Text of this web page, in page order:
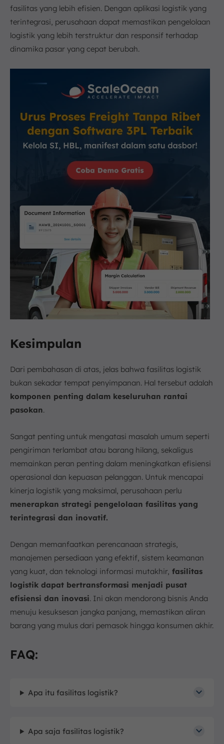
fasilitas yang lebih efisien. Dengan aplikasi logistik yang
terintegrasi, perusahaan dapat memastikan pengelolaan
logistik yang lebih terstruktur dan responsif terhadap
dinamika pasar yang cepat berubah.
Kesimpulan
Dari pembahasan di atas, jelas bahwa fasilitas logistik
bukan sekadar tempat penyimpanan. Hal tersebut adalah
komponen penting dalam keseluruhan rantai
pasokan.
Sangat penting untuk mengatasi masalah umum seperti
pengiriman terlambat atau barang hilang, sekaligus
memainkan peran penting dalam meningkatkan efisiensi
operasional dan kepuasan pelanggan. Untuk mencapai
kinerja logistik yang maksimal, perusahaan perlu
menerapkan strategi pengelolaan fasilitas yang
terintegrasi dan inovatif.
Dengan memanfaatkan perencanaan strategis,
manajemen persediaan yang efektif, sistem keamanan
yang kuat, dan teknologi informasi mutakhir, fasilitas
logistik dapat bertransformasi menjadi pusat
efisiensi dan inovasi. Ini akan mendorong bisnis Anda
menuju kesuksesan jangka panjang, memastikan aliran
barang yang mulus dari pemasok hingga konsumen akhir.
FAQ:
Apa itu fasilitas logistik?
Apa saja fasilitas logistik?